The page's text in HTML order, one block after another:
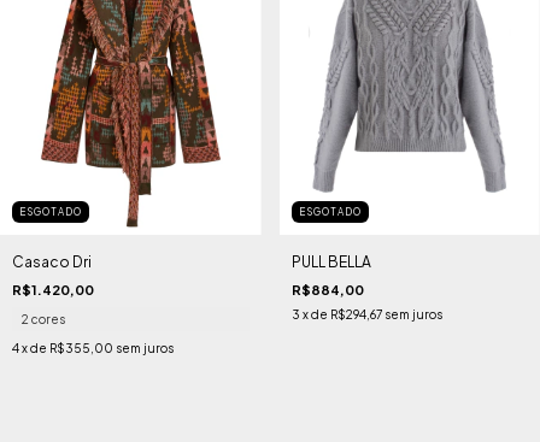
ESGOTADO
Casaco Dri
R$1.420,00
2 cores
4x de R$355,00 sem juros
ESGOTADO
PULL BELLA
R$884,00
3 x de R$294,67 sem juros